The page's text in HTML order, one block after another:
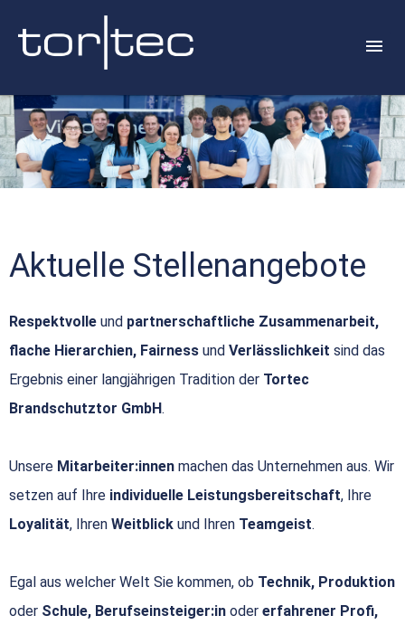
Aktuelle Stellenangebote
Respektvolle und partnerschaftliche Zusammenarbeit,
flache Hierarchien, Fairness und Verlässlichkeit sind das
Ergebnis einer langjährigen Tradition der Tortec
Brandschutztor GmbH.
Unsere Mitarbeiter:innen machen das Unternehmen aus. Wir
setzen auf Ihre individuelle Leistungsbereitschaft, Ihre
Loyalität, Ihren Weitblick und Ihren Teamgeist.
Egal aus welcher Welt Sie kommen, ob Technik, Produktion
oder Schule, Berufseinsteiger:in oder erfahrener Profi,